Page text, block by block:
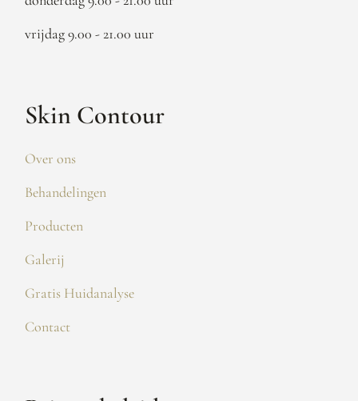
vrijdag 9.00 - 21.00 uur
Skin Contour
Over ons
Behandelingen
Producten
Galerij
Gratis Huidanalyse
Contact